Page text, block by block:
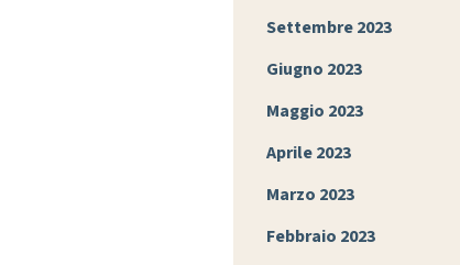
Settembre 2023
Giugno 2023
Maggio 2023
Aprile 2023
Marzo 2023
Febbraio 2023